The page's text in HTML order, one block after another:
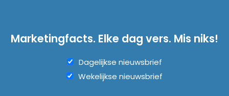
Marketingfacts. Elke dag vers. Mis niks!
Dagelijkse nieuwsbrief
Wekelijkse nieuwsbrief